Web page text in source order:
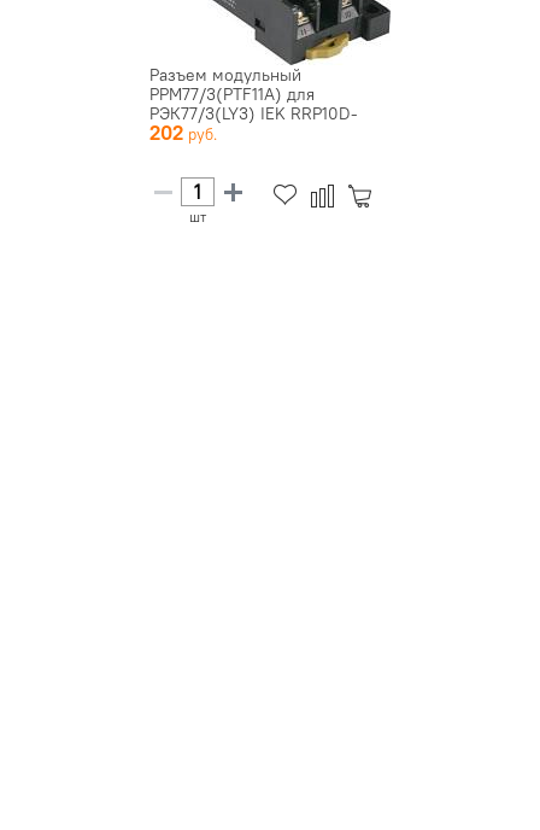
Разъем модульный
РРМ77/3(PTF11A) для
РЭК77/3(LY3) IEK RRP10D-
RRM-3
202
шт